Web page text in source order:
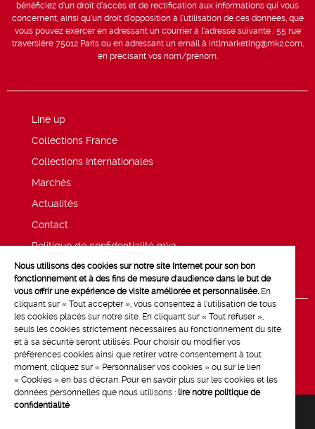
bénéficiez d’un droit d’accès et de rectification aux informations qui vous
concernent, ainsi qu’un droit d’opposition à l’utilisation de ces données, que
vous pouvez exercer en adressant un courrier à l’adresse suivante : 55 rue
traversière 75012 Paris ou en adressant un email à intlmarketing@mk2.com,
en précisant vos nom/prénom.
Line up
Collections France
Collections Internationales
Marchés
Actualités
Contact
Politique de confidentialité mk2
Mentions légales
Nous utilisons des cookies sur notre site Internet pour son bon
fonctionnement et à des fins de mesure d'audience dans le but de
vous offrir une expérience de visite améliorée et personnalisée. En
cliquant sur « Tout accepter », vous consentez à l'utilisation de tous
les cookies placés sur notre site. En cliquant sur « Tout refuser »,
seuls les cookies strictement nécessaires au fonctionnement du site
et à sa sécurité seront utilisés. Pour choisir ou modifier vos
préférences cookies ainsi que retirer votre consentement à tout
moment, cliquez sur « Personnaliser vos cookies » ou sur le lien
« Cookies » en bas d'écran. Pour en savoir plus sur les cookies et les
données personnelles que nous utilisons : lire notre politique de
confidentialité